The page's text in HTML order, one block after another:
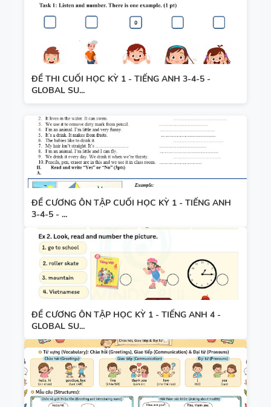
ĐỀ THI CUỐI HỌC KỲ 1 - TIẾNG ANH 3-4-5 -
GLOBAL SU...
ĐỀ CƯƠNG ÔN TẬP CUỐI HỌC KỲ 1 - TIẾNG ANH
3-4-5 - ...
ĐỀ CƯƠNG ÔN TẬP HỌC KỲ 1 - TIẾNG ANH 4 -
GLOBAL SU...